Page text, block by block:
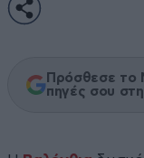
Πρόσθεσε το
πηγές σου